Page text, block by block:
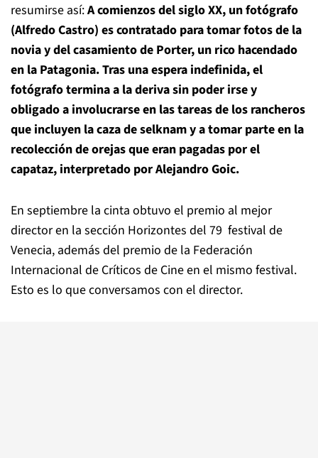
resumirse así:A comienzos del siglo XX, un fotógrafo
(Alfredo Castro) es contratado para tomar fotos de la
novia y del casamiento de Porter, un rico hacendado
en la Patagonia. Tras una espera indefinida, el
fotógrafo termina a la deriva sin poder irse y
obligado a involucrarse en las tareas de los rancheros
que incluyen la caza de selknam y a tomar parte en la
recolección de orejas que eran pagadas por el
capataz, interpretado por Alejandro Goic.
En septiembre la cinta obtuvo el premio al mejor
director en la sección Horizontes del 79 festival de
Venecia, además del premio de la Federación
Internacional de Críticos de Cine en el mismo festival.
Esto es lo que conversamos con el director.